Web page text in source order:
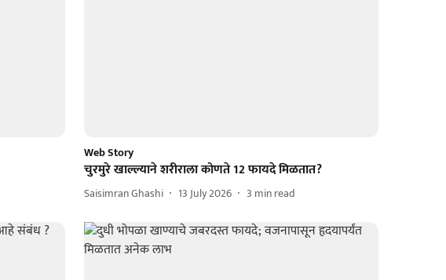
Web Story
चुरमुरे खाल्ल्याने शरीराला कोणते 12 फायदे मिळतात?
Saisimran Ghashi 13 July 2026 3 min read